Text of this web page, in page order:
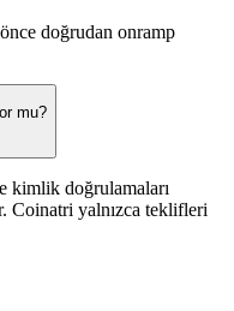
doğrudan onramp
mu?
kimlik doğrulamaları
Coinatri yalnızca teklifleri